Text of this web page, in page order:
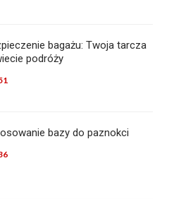
bagażu: Twoja tarcza
podróży
bazy do paznokci